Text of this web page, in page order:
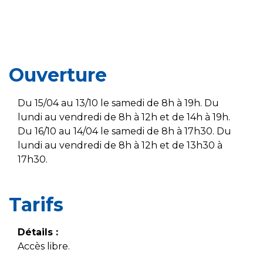
Ouverture
Du 15/04 au 13/10 le samedi de 8h à 19h. Du
lundi au vendredi de 8h à 12h et de 14h à 19h.
Du 16/10 au 14/04 le samedi de 8h à 17h30. Du
lundi au vendredi de 8h à 12h et de 13h30 à
17h30.
Tarifs
Détails :
Accès libre.